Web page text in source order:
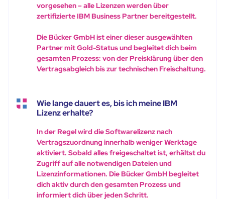
vorgesehen – alle Lizenzen werden über
zertifizierte IBM Business Partner bereitgestellt.
Die Bücker GmbH ist einer dieser ausgewählten
Partner mit Gold-Status und begleitet dich beim
gesamten Prozess: von der Preisklärung über den
Vertragsabgleich bis zur technischen Freischaltung.
Wie lange dauert es, bis ich meine IBM
Lizenz erhalte?
In der Regel wird die Softwarelizenz nach
Vertragszuordnung innerhalb weniger Werktage
aktiviert. Sobald alles freigeschaltet ist, erhältst du
Zugriff auf alle notwendigen Dateien und
Lizenzinformationen. Die Bücker GmbH begleitet
dich aktiv durch den gesamten Prozess und
informiert dich über jeden Schritt.